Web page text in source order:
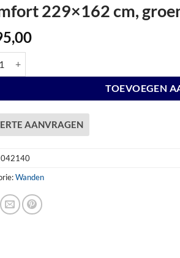
229×162 cm,
TOEVOEGEN
AANVRAGEN
Wanden